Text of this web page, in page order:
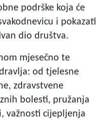
podrške koja će
i pokazati
dio društva.
mjesečno te
od tjelesne
zdravstvene
bolesti, pružanja
važnosti cijepljenja